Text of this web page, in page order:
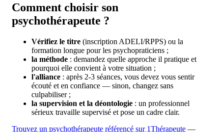
Comment choisir son
psychothérapeute ?
Vérifiez le titre (inscription ADELI/RPPS) ou la
formation longue pour les psychopraticiens ;
la méthode : demandez quelle approche il pratique et
pourquoi elle convient à votre situation ;
l'alliance : après 2-3 séances, vous devez vous sentir
écouté et en confiance — sinon, changez sans
culpabiliser ;
la supervision et la déontologie : un professionnel
sérieux travaille supervisé et pose un cadre clair.
Trouvez un psychothérapeute référencé sur 1Thérapeute —